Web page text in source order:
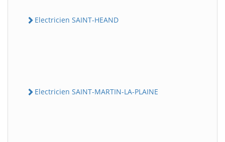
Electricien SAINT-HEAND
Electricien SAINT-MARTIN-LA-PLAINE